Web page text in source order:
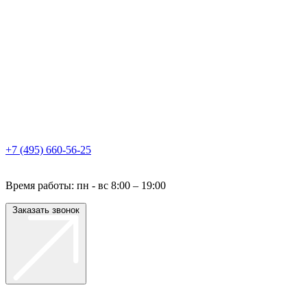
+7 (495) 660-56-25
Время работы: пн - вс 8:00 – 19:00
Заказать звонок